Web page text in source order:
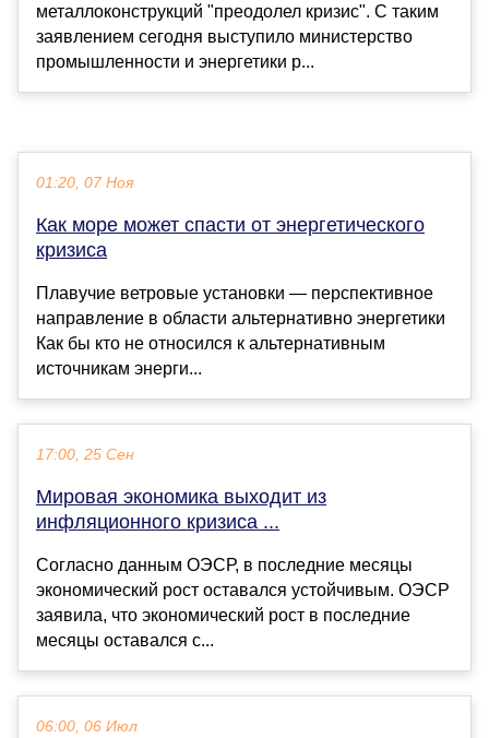
металлоконструкций "преодолел кризис". С таким
заявлением сегодня выступило министерство
промышленности и энергетики р...
01:20, 07 Ноя
Как море может спасти от энергетического
кризиса
Плавучие ветровые установки — перспективное
направление в области альтернативно энергетики
Как бы кто не относился к альтернативным
источникам энерги...
17:00, 25 Сен
Мировая экономика выходит из
инфляционного кризиса ...
Согласно данным ОЭСР, в последние месяцы
экономический рост оставался устойчивым. ОЭСР
заявила, что экономический рост в последние
месяцы оставался с...
06:00, 06 Июл